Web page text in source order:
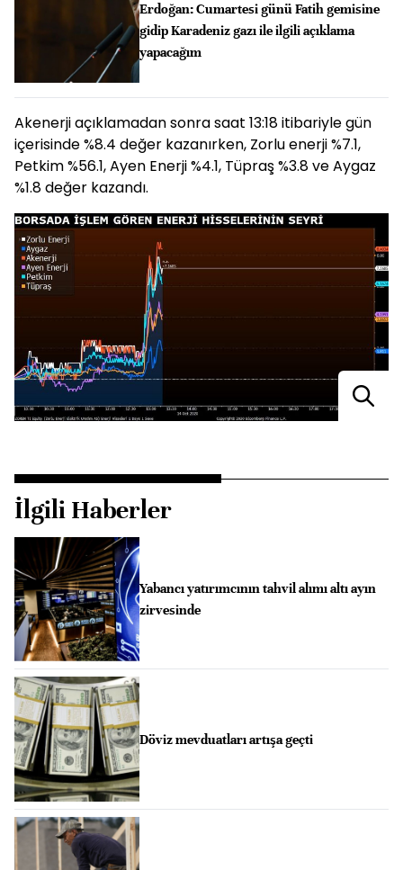
Erdoğan: Cumartesi günü Fatih gemisine
gidip Karadeniz gazı ile ilgili açıklama
yapacağım
Akenerji açıklamadan sonra saat 13:18 itibariyle gün
içerisinde %8.4 değer kazanırken, Zorlu enerji %7.1,
Petkim %56.1, Ayen Enerji %4.1, Tüpraş %3.8 ve Aygaz
%1.8 değer kazandı.
İlgili Haberler
Yabancı yatırımcının tahvil alımı altı ayın
zirvesinde
Döviz mevduatları artışa geçti